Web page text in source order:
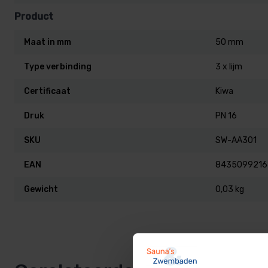
Product
Maat in mm 50 mm
Type verbinding 3 x lijm
Certificaat Kiwa
Druk PN 16
SKU SW-AA301
EAN
Gewicht 0,03 kg